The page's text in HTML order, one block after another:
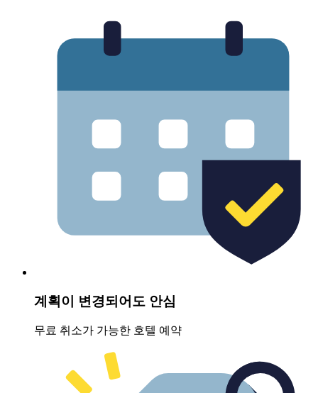
계획이 변경되어도 안심
무료 취소가 가능한 호텔 예약